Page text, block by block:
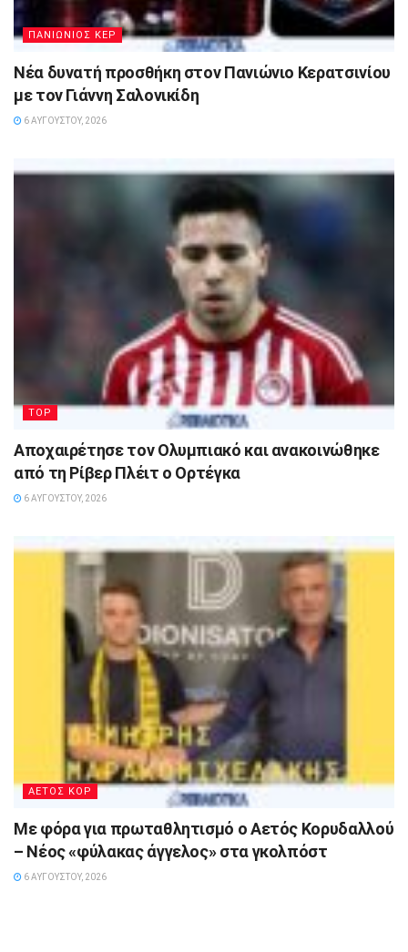
ΠΑΝΙΩΝΙΟΣ ΚΕΡ
Νέα δυνατή προσθήκη στον Πανιώνιο Κερατσινίου
με τον Γιάννη Σαλονικίδη
6 ΑΥΓΟΎΣΤΟΥ, 2026
TOP
Αποχαιρέτησε τον Ολυμπιακό και ανακοινώθηκε
από τη Ρίβερ Πλέιτ ο Ορτέγκα
6 ΑΥΓΟΎΣΤΟΥ, 2026
ΑΕΤΟΣ ΚΟΡ
Με φόρα για πρωταθλητισμό ο Αετός Κορυδαλλού
– Νέος «φύλακας άγγελος» στα γκολπόστ
6 ΑΥΓΟΎΣΤΟΥ, 2026